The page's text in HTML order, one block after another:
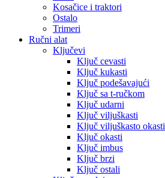
Kosačice i traktori
Ostalo
Trimeri
Ručni alat
Ključevi
Ključ cevasti
Ključ kukasti
Ključ podešavajući
Ključ sa t-ručkom
Ključ udarni
Ključ viljuškasti
Ključ viljuškasto okasti
Ključ okasti
Ključ imbus
Ključ brzi
Ključ ostali